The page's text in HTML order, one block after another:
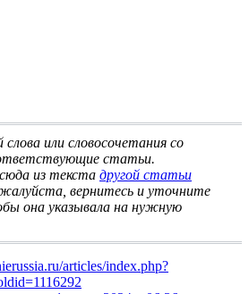
слова или словосочетания со
статьи.
из текста другой статьи
вернитесь и уточните
она указывала на нужную
articles/index.php?